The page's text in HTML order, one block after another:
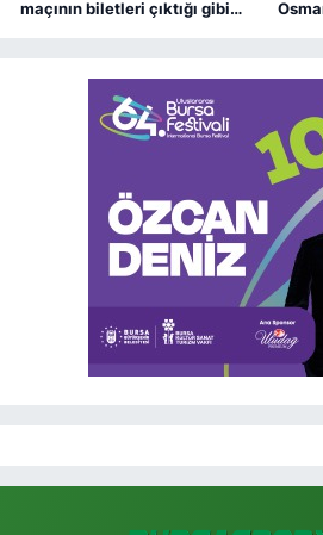
maçının biletleri çıktığı gibi